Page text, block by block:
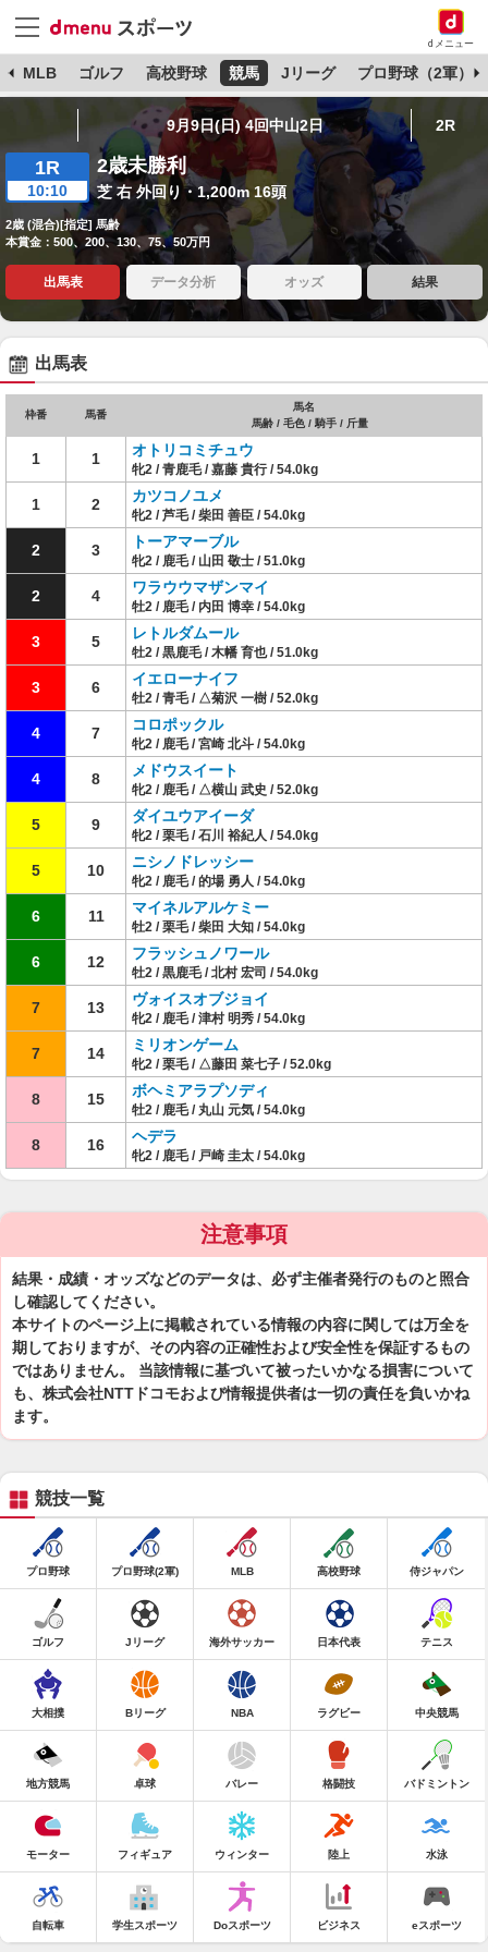
dメニュー
MLB ゴルフ 高校野球 競馬 Jリーグ プロ野球（2軍）
9月9日(日) 4回中山2日 2R
1R
10:10
2歳未勝利
芝 右 外回り・1,200m 16頭
2歳 (混合)[指定] 馬齢
本賞金：500、200、130、75、50万円
出馬表 データ分析 オッズ 結果
出馬表
枠番 馬番
馬名
馬齢 / 毛色 / 騎手 / 斤量
1 1 オトリコミチュウ
牝2 / 青鹿毛 / 嘉藤 貴行 / 54.0kg
1 2 カツコノユメ
牝2 / 芦毛 / 柴田 善臣 / 54.0kg
2 3 トーアマーブル
牝2 / 鹿毛 / 山田 敬士 / 51.0kg
2 4 ワラウウマザンマイ
牡2 / 鹿毛 / 内田 博幸 / 54.0kg
3 5 レトルダムール
牡2 / 黒鹿毛 / 木幡 育也 / 51.0kg
3 6 イエローナイフ
牡2 / 青毛 / △菊沢 一樹 / 52.0kg
4 7 コロポックル
牝2 / 鹿毛 / 宮崎 北斗 / 54.0kg
4 8 メドウスイート
牝2 / 鹿毛 / △横山 武史 / 52.0kg
5 9 ダイユウアイーダ
牝2 / 栗毛 / 石川 裕紀人 / 54.0kg
5 10 ニシノドレッシー
牝2 / 鹿毛 / 的場 勇人 / 54.0kg
6 11 マイネルアルケミー
牡2 / 栗毛 / 柴田 大知 / 54.0kg
6 12 フラッシュノワール
牡2 / 黒鹿毛 / 北村 宏司 / 54.0kg
7 13 ヴォイスオブジョイ
牝2 / 鹿毛 / 津村 明秀 / 54.0kg
7 14 ミリオンゲーム
牝2 / 栗毛 / △藤田 菜七子 / 52.0kg
8 15 ボヘミアラプソディ
牡2 / 鹿毛 / 丸山 元気 / 54.0kg
8 16 ヘデラ
牝2 / 鹿毛 / 戸崎 圭太 / 54.0kg
注意事項
結果・成績・オッズなどのデータは、必ず主催者発行のものと照合
し確認してください。
本サイトのページ上に掲載されている情報の内容に関しては万全を
期しておりますが、その内容の正確性および安全性を保証するもの
ではありません。 当該情報に基づいて被ったいかなる損害について
も、株式会社NTTドコモおよび情報提供者は一切の責任を負いかね
ます。
競技一覧
プロ野球 プロ野球(2軍) MLB 高校野球 侍ジャパン
ゴルフ Jリーグ 海外サッカー 日本代表 テニス
大相撲 Bリーグ NBA ラグビー 中央競馬
地方競馬 卓球 バレー 格闘技 バドミントン
モーター フィギュア ウィンター 陸上 水泳
自転車 学生スポーツ Doスポーツ ビジネス eスポーツ